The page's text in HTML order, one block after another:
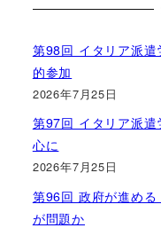
第98回 イタリア派
的参加
2026年7月25日
第97回 イタリア派
心に
2026年7月25日
第96回 政府が進め
が問題か